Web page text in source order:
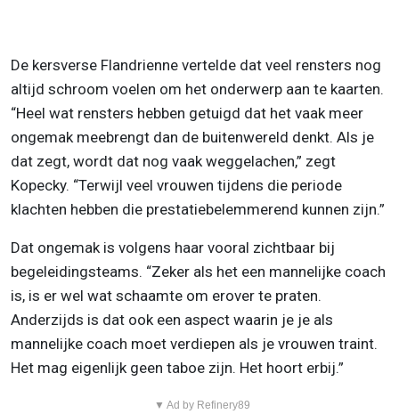
De kersverse Flandrienne vertelde dat veel rensters nog
altijd schroom voelen om het onderwerp aan te kaarten.
“Heel wat rensters hebben getuigd dat het vaak meer
ongemak meebrengt dan de buitenwereld denkt. Als je
dat zegt, wordt dat nog vaak weggelachen,” zegt
Kopecky. “Terwijl veel vrouwen tijdens die periode
klachten hebben die prestatiebelemmerend kunnen zijn.”
Dat ongemak is volgens haar vooral zichtbaar bij
begeleidingsteams. “Zeker als het een mannelijke coach
is, is er wel wat schaamte om erover te praten.
Anderzijds is dat ook een aspect waarin je je als
mannelijke coach moet verdiepen als je vrouwen traint.
Het mag eigenlijk geen taboe zijn. Het hoort erbij.”
▼ Ad by Refinery89